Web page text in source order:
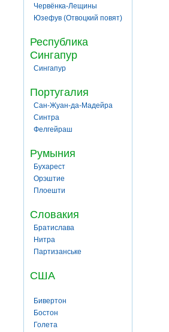
Червёнка-Лещины
Юзефув (Отвоцкий повят)
Республика
Сингапур
Сингапур
Португалия
Сан-Жуан-да-Мадейра
Синтра
Фелгейраш
Румыния
Бухарест
Орэштие
Плоешти
Словакия
Братислава
Нитра
Партизанське
США
Бивертон
Бостон
Голета